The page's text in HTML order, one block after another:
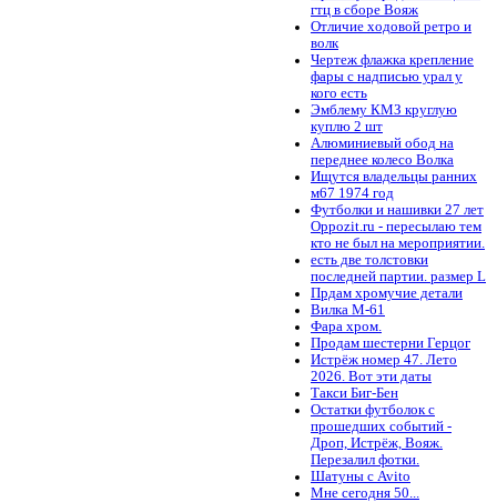
гтц в сборе Вояж
Отличие ходовой ретро и
волк
Чертеж флажка крепление
фары с надписью урал у
кого есть
Эмблему КМЗ круглую
куплю 2 шт
Алюминиевый обод на
переднее колесо Волка
Ищутся владельцы ранних
м67 1974 год
Футболки и нашивки 27 лет
Oppozit.ru - пересылаю тем
кто не был на мероприятии.
есть две толстовки
последней партии. размер L
Прдам хромучие детали
Вилка М-61
Фара хром.
Продам шестерни Герцог
Истрёж номер 47. Лето
2026. Вот эти даты
Такси Биг-Бен
Остатки футболок с
прошедших событий -
Дроп, Истрёж, Вояж.
Перезалил фотки.
Шатуны с Avito
Мне сегодня 50...